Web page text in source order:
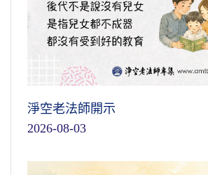
淨空老法師開示
2026-08-03